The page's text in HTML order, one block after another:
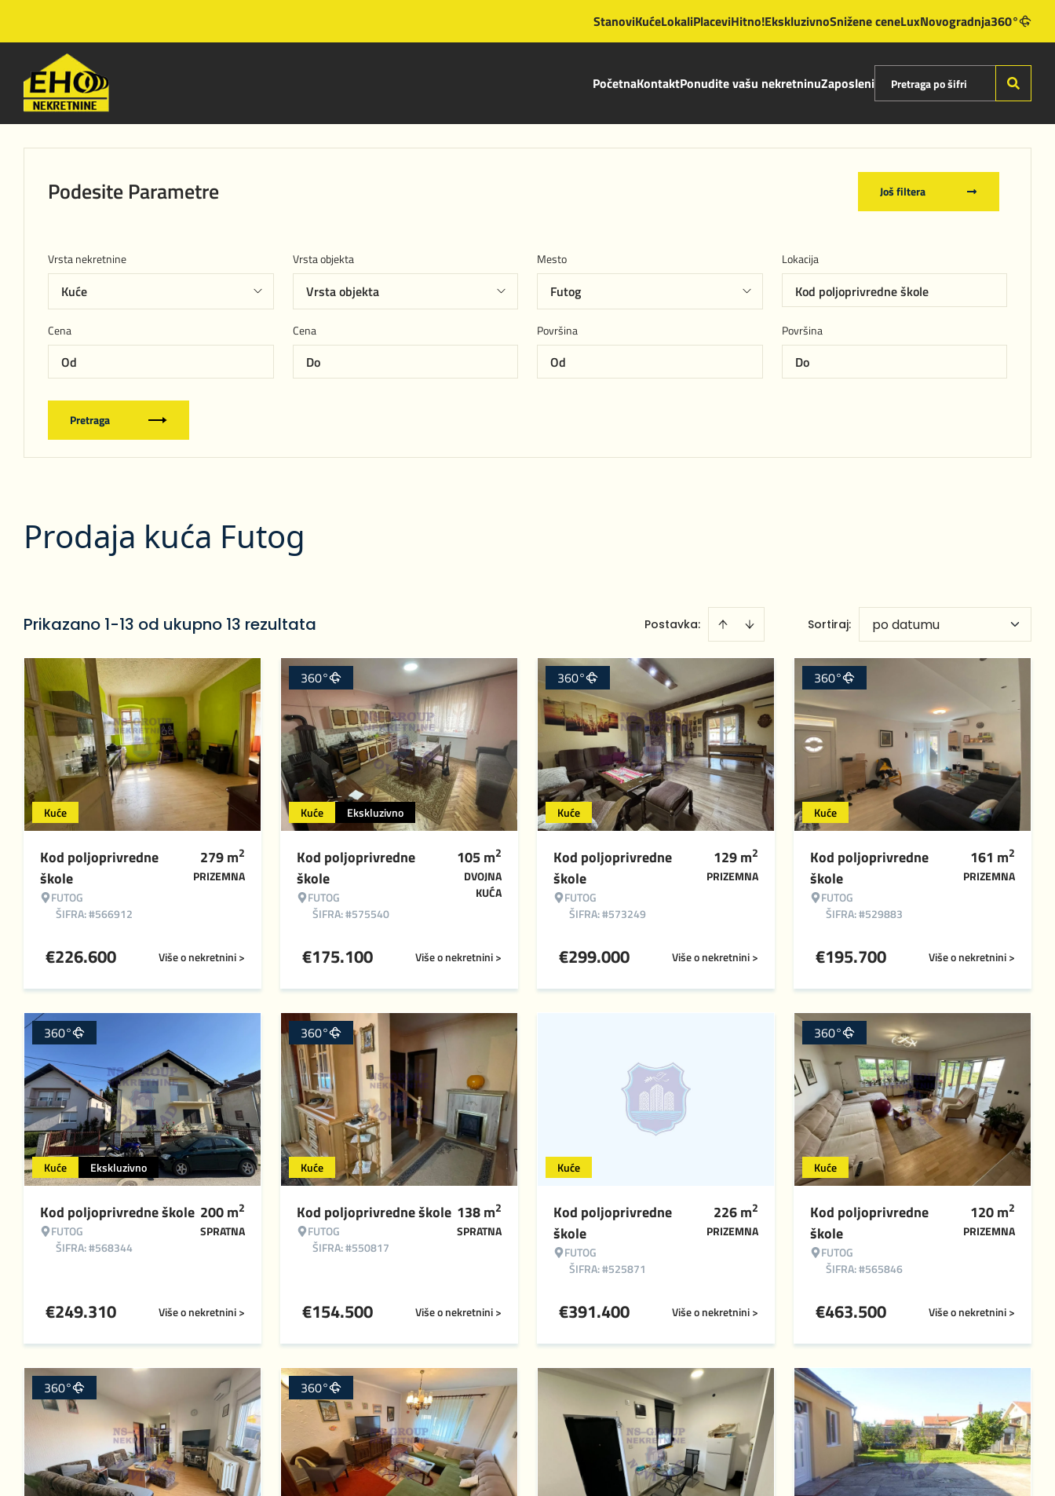
StanoviKućeLokaliPlaceviHitno!EkskluzivnoSnižene ceneLuxNovogradnja360°
PočetnaKontaktPonudite vašu nekretninuZaposleni
Podesite Parametre Još filtera
Vrsta nekretnine Vrsta objekta Mesto Lokacija
Kod poljoprivredne škole
Cena Cena Površina Površina
Pretraga
Prodaja kuća Futog
Prikazano 1-13 od ukupno 13 rezultata Postavka: Sortiraj: po datumu
Kuće
Kod poljoprivredne
škole
FUTOG
ŠIFRA: #566912
279m2
PRIZEMNA
Više o nekretnini >
€226.600
Kuće Ekskluzivno
360°
Kod poljoprivredne
škole
FUTOG
ŠIFRA: #575540
105m2
DVOJNA
KUĆA
Više o nekretnini >
€175.100
Kuće
360°
Kod poljoprivredne
škole
FUTOG
ŠIFRA: #573249
129m2
PRIZEMNA
Više o nekretnini >
€299.000
Kuće
360°
Kod poljoprivredne
škole
FUTOG
ŠIFRA: #529883
161 m2
PRIZEMNA
Više o nekretnini >
€195.700
Kuće Ekskluzivno
360°
Kod poljoprivredne škole
FUTOG
ŠIFRA: #568344
200m2
SPRATNA
Više o nekretnini >
€249.310
Kuće
360°
Kod poljoprivredne škole
FUTOG
ŠIFRA: #550817
138m2
SPRATNA
Više o nekretnini >
€154.500
Kuće
Kod poljoprivredne
škole
FUTOG
ŠIFRA: #525871
226m2
PRIZEMNA
Više o nekretnini >
€391.400
Kuće
360°
Kod poljoprivredne
škole
FUTOG
ŠIFRA: #565846
120m2
PRIZEMNA
Više o nekretnini >
€463.500
360° 360°